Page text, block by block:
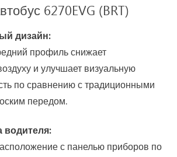
6270EVG (BRT)
дизайн:
профиль снижает
и улучшает визуальную
по сравнению с традиционными
передом.
водителя:
с панелью приборов по